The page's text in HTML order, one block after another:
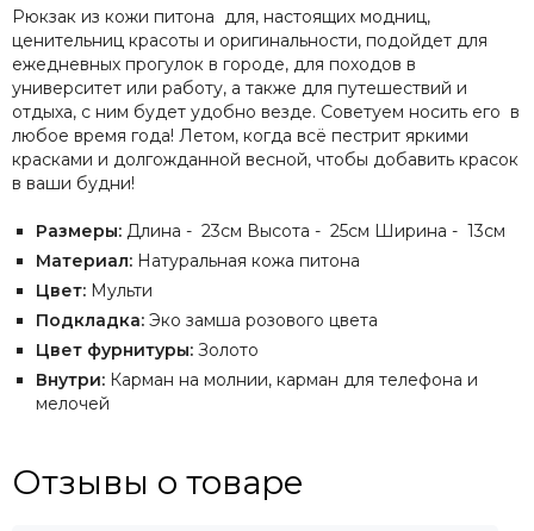
Рюкзак из кожи питона для, настоящих модниц,
ценительниц красоты и оригинальности, подойдет для
ежедневных прогулок в городе, для походов в
университет или работу, а также для путешествий и
отдыха, с ним будет удобно везде. Советуем носить его в
любое время года! Летом, когда всё пестрит яркими
красками и долгожданной весной, чтобы добавить красок
в ваши будни!
Размеры: Длина - 23см Высота - 25см Ширина - 13см
Материал: Натуральная кожа питона
Цвет: Мульти
Подкладка: Эко замша розового цвета
Цвет фурнитуры: Золото
Внутри: Карман на молнии, карман для телефона и
мелочей
Отзывы о товаре